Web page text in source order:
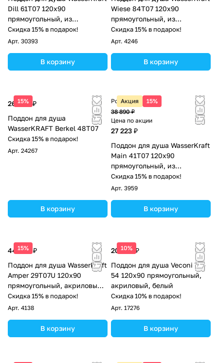
Dill 61T07 120х90
прямоугольный, из
искусственного камня,
черный матовый
Скидка 15% в подарок!
Арт. 30393
В корзину
Wiese 84T07 120х90
прямоугольный, из
искусственного камня,
серый матовый
Скидка 15% в подарок!
Арт. 4246
В корзину
15%
26 390 ₽
Поддон для душа
WasserKRAFT Berkel 48T07
Скидка 15% в подарок!
Арт. 24267
В корзину
Акция 15%
Розничная цена
38 890 ₽
Цена по акции
27 223 ₽
Поддон для душа WasserKraft
Main 41T07 120х90
прямоугольный, из
стеклопластика, белый
камень
Скидка 15% в подарок!
Арт. 3959
В корзину
15%
44 930 ₽
Поддон для душа WasserKraft
Amper 29T07U 120х90
прямоугольный, акриловый,
белый
Скидка 15% в подарок!
Арт. 4138
В корзину
10%
20 324 ₽
Поддон для душа Veconi TZ-
54 120х90 прямоугольный,
акриловый, белый
Скидка 10% в подарок!
Арт. 17276
В корзину